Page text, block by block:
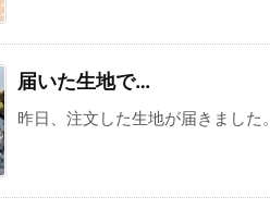
届いた生地で…
昨日、注文した生地が届きまし